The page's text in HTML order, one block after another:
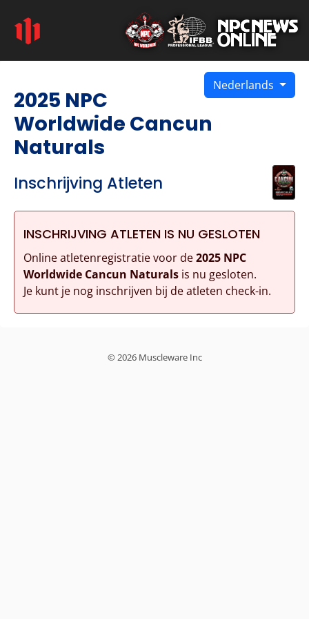
Nederlands
2025 NPC
Worldwide Cancun
Naturals
Inschrijving Atleten
INSCHRIJVING ATLETEN IS NU GESLOTEN
Online atletenregistratie voor de2025 NPC
Worldwide Cancun Naturalsis nu gesloten.
Je kunt je nog inschrijven bij de atleten check-in.
© 2026 Muscleware Inc